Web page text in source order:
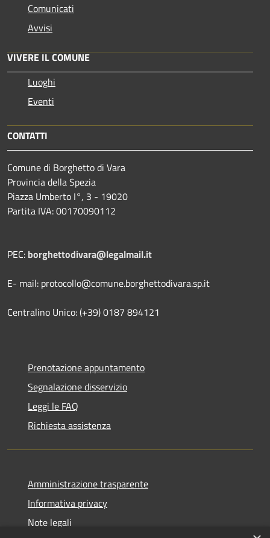
Comunicati
Avvisi
VIVERE IL COMUNE
Luoghi
Eventi
CONTATTI
Comune di Borghetto di Vara
Provincia della Spezia
Piazza Umberto I°, 3 - 19020
Partita IVA: 00170090112
PEC: borghettodivara@legalmail.it
E- mail: protocollo@comune.borghettodivara.sp.it
Centralino Unico: (+39) 0187 894121
Prenotazione appuntamento
Segnalazione disservizio
Leggi le FAQ
Richiesta assistenza
Amministrazione trasparente
Informativa privacy
Note legali